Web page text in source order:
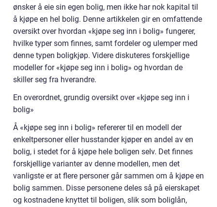
ønsker å eie sin egen bolig, men ikke har nok kapital til
å kjøpe en hel bolig. Denne artikkelen gir en omfattende
oversikt over hvordan «kjøpe seg inn i bolig» fungerer,
hvilke typer som finnes, samt fordeler og ulemper med
denne typen boligkjøp. Videre diskuteres forskjellige
modeller for «kjøpe seg inn i bolig» og hvordan de
skiller seg fra hverandre.
En overordnet, grundig oversikt over «kjøpe seg inn i
bolig»
Å «kjøpe seg inn i bolig» refererer til en modell der
enkeltpersoner eller husstander kjøper en andel av en
bolig, i stedet for å kjøpe hele boligen selv. Det finnes
forskjellige varianter av denne modellen, men det
vanligste er at flere personer går sammen om å kjøpe en
bolig sammen. Disse personene deles så på eierskapet
og kostnadene knyttet til boligen, slik som boliglån,